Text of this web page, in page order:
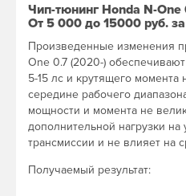
Чип-тюнинг Honda N-
От 5 000 до 15000 руб.
Произведенные изменения
One 0.7 (2020-)
5-15 лс и крутящего момента
середине рабочего
мощности и момента не
дополнительной нагрузки на
трансмиссии и не влияет на
Получаемый результат: